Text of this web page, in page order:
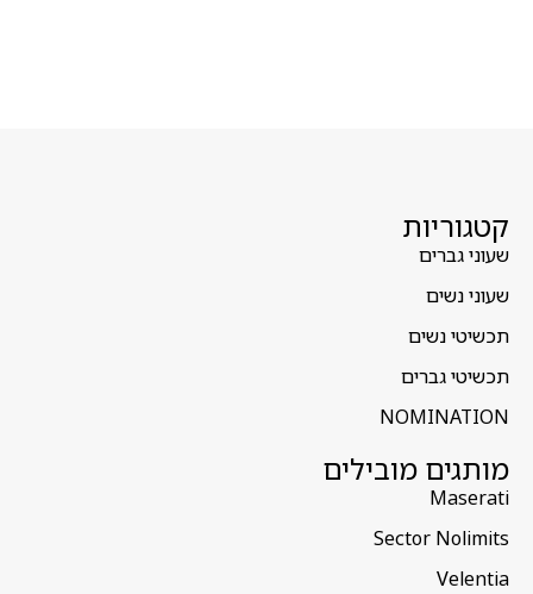
קטגוריות
שעוני גברים
שעוני נשים
תכשיטי נשים
תכשיטי גברים
NOMINATION
מותגים מובילים
Maserati
Sector Nolimits
Velentia